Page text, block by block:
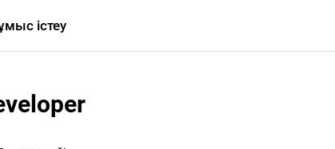
істеу